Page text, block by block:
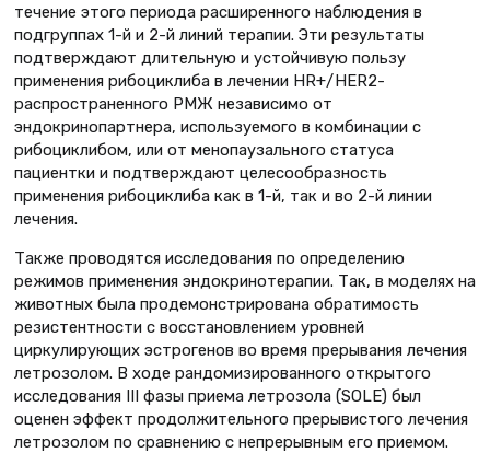
течение этого периода расширенного наблюдения в
подгруппах 1-й и 2-й линий терапии. Эти результаты
подтверждают длительную и устойчивую пользу
применения рибоциклиба в лечении HR+/HER2-
распространенного РМЖ независимо от
эндокринопартнера, используемого в комбинации с
рибоциклибом, или от менопаузального статуса
пациентки и подтверждают целесообразность
применения рибоциклиба как в 1-й, так и во 2-й линии
лечения.
Также проводятся исследования по определению
режимов применения эндокринотерапии. Так, в моделях на
животных была продемонстрирована обратимость
резистентности с восстановлением уровней
циркулирующих эстрогенов во время прерывания лечения
летрозолом. В ходе рандомизированного открытого
исследования III фазы приема летрозола (SOLE) был
оценен эффект продолжительного прерывистого лечения
летрозолом по сравнению с непрерывным его приемом.